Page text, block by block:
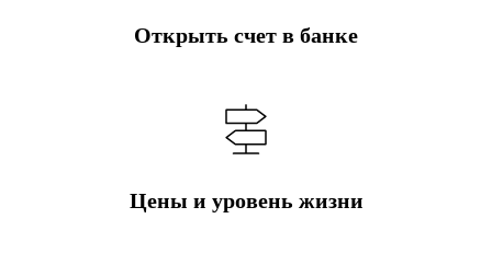
Открыть счет в банке
Цены и уровень жизни